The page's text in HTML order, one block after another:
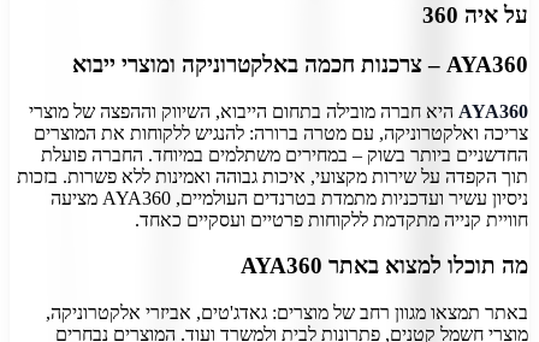
על איה 360
AYA360 – צרכנות חכמה באלקטרוניקה ומוצרי ייבוא
AYA360 היא חברה מובילה בתחום הייבוא, השיווק וההפצה של מוצרי
צריכה ואלקטרוניקה, עם מטרה ברורה: להנגיש ללקוחות את המוצרים
החדשניים ביותר בשוק – במחירים משתלמים במיוחד. החברה פועלת
תוך הקפדה על שירות מקצועי, איכות גבוהה ואמינות ללא פשרות. בזכות
ניסיון עשיר ועדכניות מתמדת בטרנדים העולמיים, AYA360 מציעה
חוויית קנייה מתקדמת ללקוחות פרטיים ועסקיים כאחד.
מה תוכלו למצוא באתר AYA360
באתר תמצאו מגוון רחב של מוצרים: גאדג'טים, אביזרי אלקטרוניקה,
מוצרי חשמל קטנים, פתרונות לבית ולמשרד ועוד. המוצרים נבחרים